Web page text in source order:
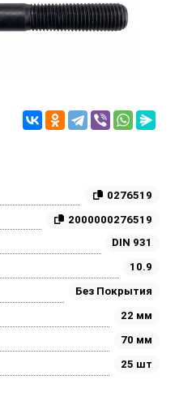
0276519
2000000276519
DIN 931
10.9
Без Покрытия
22 мм
70 мм
25 шт